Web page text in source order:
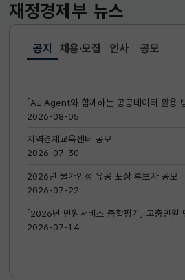
재정경제부 뉴스
공지
선택됨
공지
「AI Agent와 함께하는 공공데이터 활용
2026-08-05
지역경제교육센터 공모
2026-07-30
2026년 물가안정 유공 포상 후보자 공모
2026-07-22
「2026년 민원서비스 종합평가」 고충민
2026-07-14
채용·모집 인사 공모